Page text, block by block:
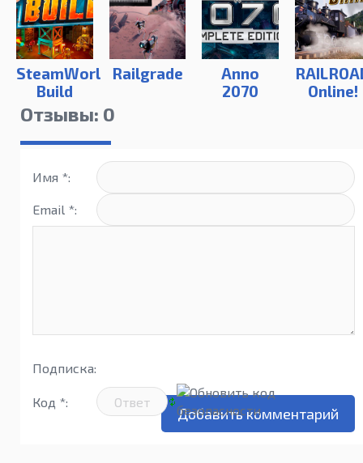
SteamWorld
Build
Railgrade
Anno
2070
Online!
Отзывы: 0
Имя *:
Email *:
Подписка:
Код *: